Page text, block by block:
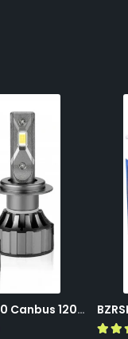
BZRSH Set 2 Becuri LED H7 V20 Canbus 120W 12000 Lumeni Alb Rece 6000K Fara Eroare